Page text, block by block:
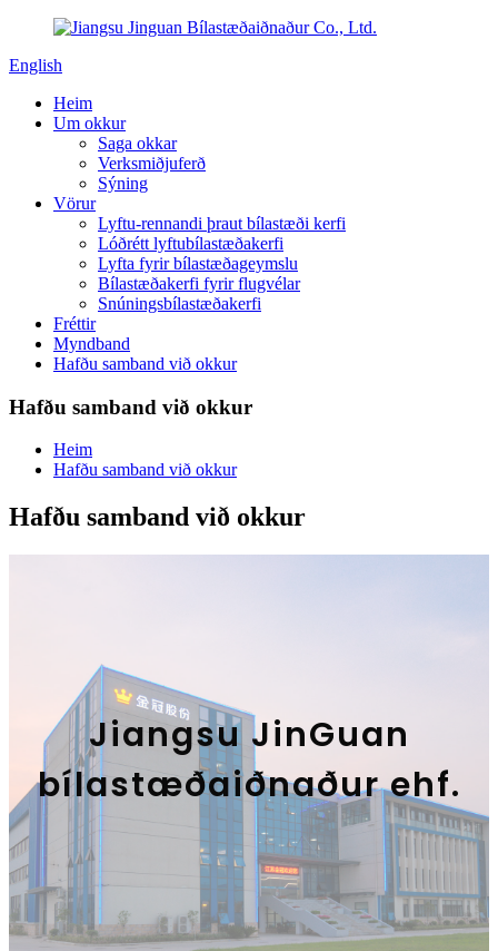
English
Heim
Um okkur
Saga okkar
Verksmiðjuferð
Sýning
Vörur
Lyftu-rennandi þraut bílastæði kerfi
Lóðrétt lyftubílastæðakerfi
Lyfta fyrir bílastæðageymslu
Bílastæðakerfi fyrir flugvélar
Snúningsbílastæðakerfi
Fréttir
Myndband
Hafðu samband við okkur
Hafðu samband við okkur
Heim
Hafðu samband við okkur
Hafðu samband við okkur
Jiangsu JinGuan
bílastæðaiðnaður ehf.